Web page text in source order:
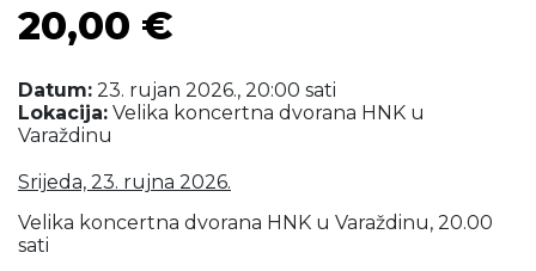
20,00 €
Datum: 23. rujan 2026., 20:00 sati
Lokacija: Velika koncertna dvorana HNK u
Varaždinu
Srijeda, 23. rujna 2026.
Velika koncertna dvorana HNK u Varaždinu, 20.00
sati